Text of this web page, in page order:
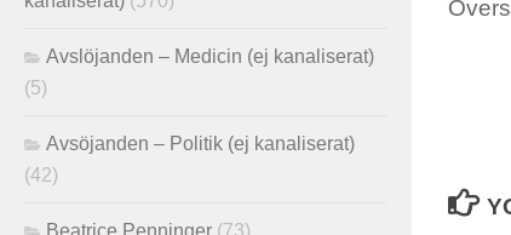
Avslöjanden – Medicin (ej kanaliserat)
(5)
Avsöjanden – Politik (ej kanaliserat)
(42)
Beatrice Penninger (73)